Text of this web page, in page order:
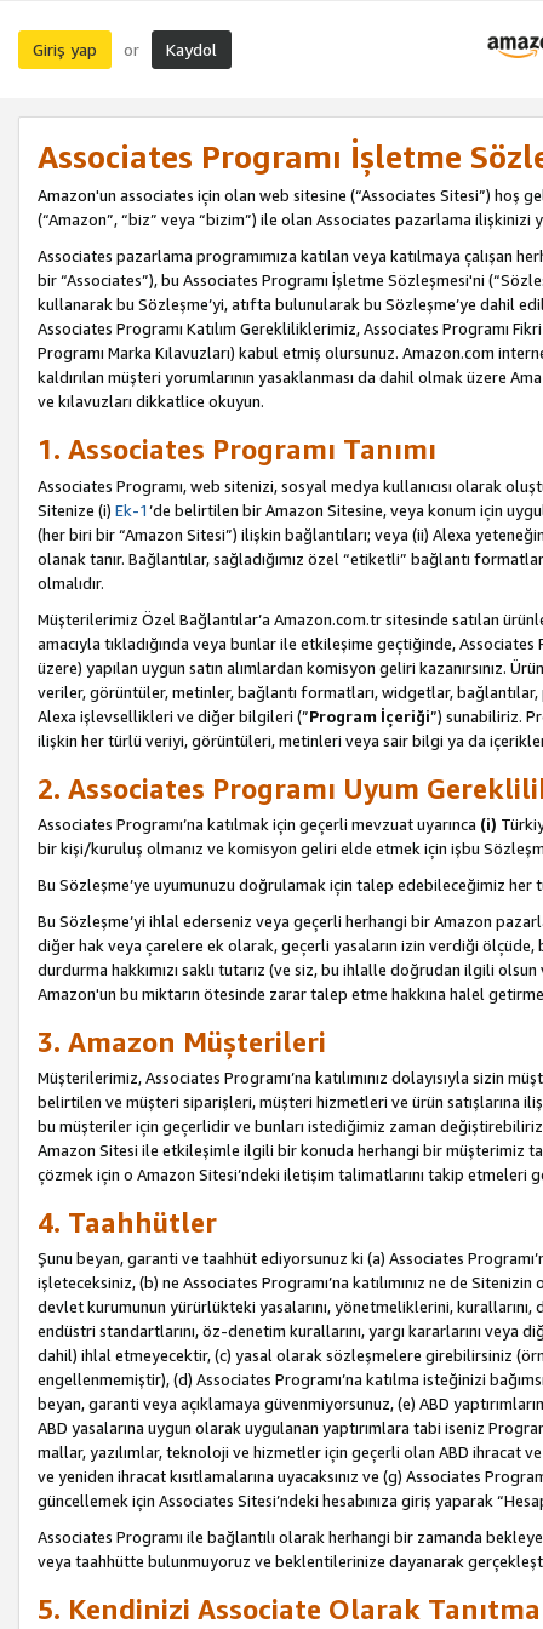
Giriş yap or Kaydol
Associates Programı İşletme
Amazon'un associates için olan web sitesine (“Associates Sitesi”) hoş
(“Amazon”, “biz” veya “bizim”) ile olan Associates pazarlama ilişkinizi
Associates pazarlama programımıza katılan veya katılmaya çalışan
bir “Associates”), bu Associates Programı İşletme Sözleşmesi'ni
kullanarak bu Sözleşme’yi, atıfta bulunularak bu Sözleşme’ye dahil
Associates Programı Katılım Gerekliliklerimiz, Associates Programı
Programı Marka Kılavuzları) kabul etmiş olursunuz. Amazon.com
kaldırılan müşteri yorumlarının yasaklanması da dahil olmak üzere
ve kılavuzları dikkatlice okuyun.
1. Associates Programı Tanımı
Associates Programı, web sitenizi, sosyal medya kullanıcısı olarak
Sitenize (i) Ek-1’de belirtilen bir Amazon Sitesine, veya konum için
(her biri bir “Amazon Sitesi”) ilişkin bağlantıları; veya (ii) Alexa
olanak tanır. Bağlantılar, sağladığımız özel “etiketli” bağlantı
olmalıdır.
Müşterilerimiz Özel Bağlantılar’a Amazon.com.tr sitesinde satılan
amacıyla tıkladığında veya bunlar ile etkileşime geçtiğinde,
üzere) yapılan uygun satın alımlardan komisyon geliri kazanırsınız.
veriler, görüntüler, metinler, bağlantı formatları, widgetlar,
Alexa işlevsellikleri ve diğer bilgileri (”Program İçeriği”) sunabiliriz.
ilişkin her türlü veriyi, görüntüleri, metinleri veya sair bilgi ya da içerikleri
2. Associates Programı Uyum
Associates Programı’na katılmak için geçerli mevzuat uyarınca (i)
bir kişi/kuruluş olmanız ve komisyon geliri elde etmek için işbu
Bu Sözleşme’ye uyumunuzu doğrulamak için talep edebileceğimiz
Bu Sözleşme’yi ihlal ederseniz veya geçerli herhangi bir Amazon
diğer hak veya çarelere ek olarak, geçerli yasaların izin verdiği
durdurma hakkımızı saklı tutarız (ve siz, bu ihlalle doğrudan ilgili
Amazon'un bu miktarın ötesinde zarar talep etme hakkına halel
3. Amazon Müşterileri
Müşterilerimiz, Associates Programı’na katılımınız dolayısıyla sizin
belirtilen ve müşteri siparişleri, müşteri hizmetleri ve ürün satışlarına
bu müşteriler için geçerlidir ve bunları istediğimiz zaman
Amazon Sitesi ile etkileşimle ilgili bir konuda herhangi bir müşterimiz
çözmek için o Amazon Sitesi’ndeki iletişim talimatlarını takip etmeleri
4. Taahhütler
Şunu beyan, garanti ve taahhüt ediyorsunuz ki (a) Associates
işleteceksiniz, (b) ne Associates Programı’na katılımınız ne de
devlet kurumunun yürürlükteki yasalarını, yönetmeliklerini,
endüstri standartlarını, öz-denetim kurallarını, yargı kararlarını
dahil) ihlal etmeyecektir, (c) yasal olarak sözleşmelere girebilirsiniz
engellenmemiştir), (d) Associates Programı’na katılma isteğinizi
beyan, garanti veya açıklamaya güvenmiyorsunuz, (e) ABD
ABD yasalarına uygun olarak uygulanan yaptırımlara tabi iseniz
mallar, yazılımlar, teknoloji ve hizmetler için geçerli olan ABD ihracat
ve yeniden ihracat kısıtlamalarına uyacaksınız ve (g) Associates
güncellemek için Associates Sitesi’ndeki hesabınıza giriş yaparak
Associates Programı ile bağlantılı olarak herhangi bir zamanda
veya taahhütte bulunmuyoruz ve beklentilerinize dayanarak
5. Kendinizi Associate Olarak